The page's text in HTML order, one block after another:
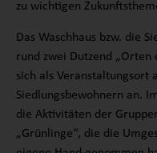
zu wichtigen
Das Waschhaus bzw. die
rund zwei Dutzend „Orten
sich als Veranstaltungsort
Siedlungsbewohnern an.
die Aktivitäten der
„Grünlinge“, die die